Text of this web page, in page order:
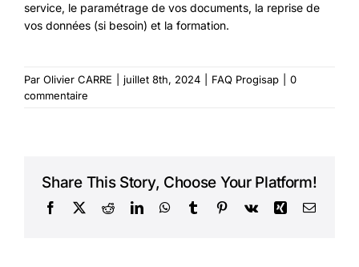
service, le paramétrage de vos documents, la reprise de
vos données (si besoin) et la formation.
Par Olivier CARRE juillet 8th, 2024 FAQ Progisap
0
commentaire
Share This Story, Choose Your Platform!
Facebook
X RedditLinkedInWhatsApp
TumblrPinterest
Vk Xing Courriel